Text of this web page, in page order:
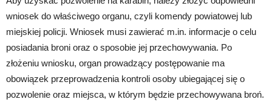
wniosek do właściwego organu, czyli komendy powiatowej lub
miejskiej policji. Wniosek musi zawierać m.in. informacje o celu
posiadania broni oraz o sposobie jej przechowywania. Po
złożeniu wniosku, organ prowadzący postępowanie ma
obowiązek przeprowadzenia kontroli osoby ubiegającej się o
pozwolenie oraz miejsca, w którym będzie przechowywana broń.